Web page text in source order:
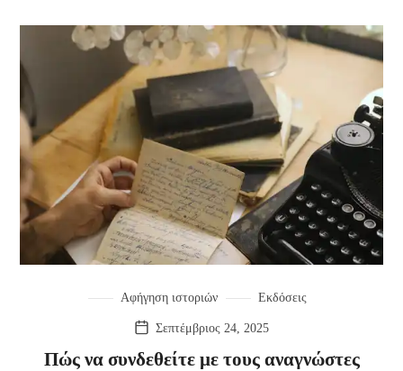
Αφήγηση ιστοριών Εκδόσεις
Σεπτέμβριος 24, 2025
Πώς να συνδεθείτε με τους αναγνώστες